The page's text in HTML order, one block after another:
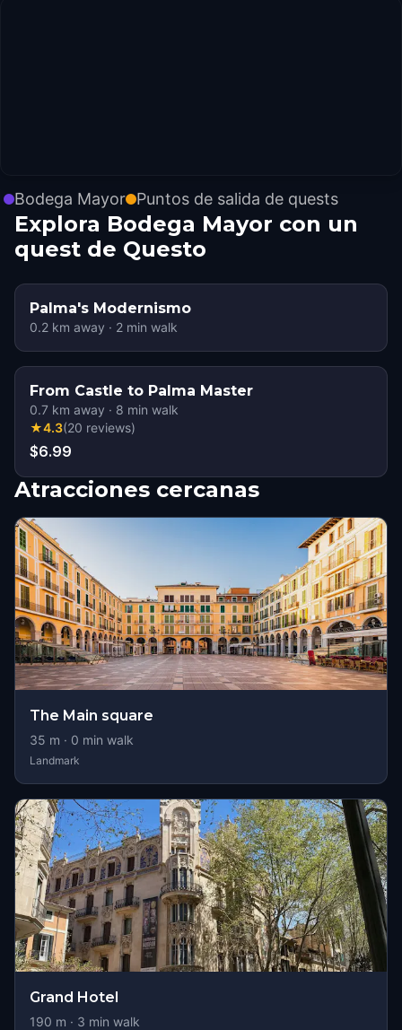
Bodega Mayor Puntos de salida de quests
Explora Bodega Mayor con un
quest de Questo
Palma's Modernismo
0.2 km away · 2 min walk
From Castle to Palma Master
0.7 km away · 8 min walk
★4.3(20 reviews)
$6.99
Atracciones cercanas
The Main square
35 m · 0 min walk
Landmark
Grand Hotel
190 m · 3 min walk